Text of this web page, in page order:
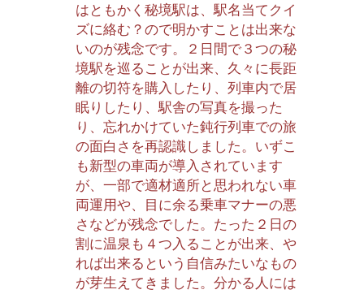
はともかく秘境駅は、駅名当てクイ
ズに絡む？ので明かすことは出来な
いのが残念です。２日間で３つの秘
境駅を巡ることが出来、久々に長距
離の切符を購入したり、列車内で居
眠りしたり、駅舎の写真を撮った
り、忘れかけていた鈍行列車での旅
の面白さを再認識しました。いずこ
も新型の車両が導入されています
が、一部で適材適所と思われない車
両運用や、目に余る乗車マナーの悪
さなどが残念でした。たった２日の
割に温泉も４つ入ることが出来、や
れば出来るという自信みたいなもの
が芽生えてきました。分かる人には